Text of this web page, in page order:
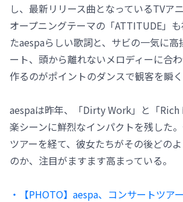
し、最新リリース曲となっているTVア
オープニングテーマの「ATTITUDE」
たaespaらしい歌詞と、サビの一気に
ート、頭から離れないメロディーに合
作るのがポイントのダンスで観客を瞬く
aespaは昨年、「Dirty Work」と「Rich
楽シーンに鮮烈なインパクトを残した
ツアーを経て、彼女たちがその後どの
のか、注目がますます高まっている。
・【PHOTO】aespa、コンサートツア